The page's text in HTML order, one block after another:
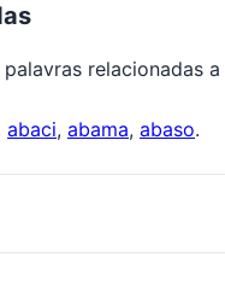
relacionadas a
abaci, abama, abaso.